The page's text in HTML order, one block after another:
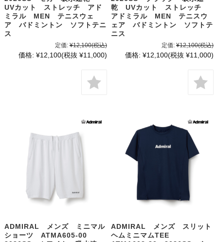
UVカット ストレッチ アド
ミラル MEN テニスウェ
ア バドミントン ソフトテニ
ス
定価: ¥12,100(税込)
価格: ¥12,100(税抜 ¥11,000)
乾 UVカット ストレッチ
アドミラル MEN テニスウ
ェア バドミントン ソフトテ
ニス
定価: ¥12,100(税込)
価格: ¥12,100(税抜 ¥11,000)
ADMIRAL メンズ ミニマル
ショーツ ATMA605-00
ADMIRAL メンズ スリット
ヘムミニマムTEE